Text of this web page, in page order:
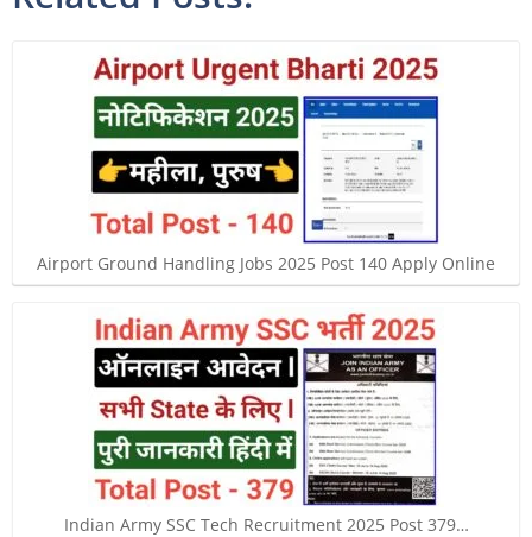
Airport Ground Handling Jobs 2025 Post 140 Apply Online
Indian Army SSC Tech Recruitment 2025 Post 379…